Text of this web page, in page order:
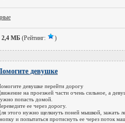
2,4 МБ (Рейтинг: )
девушке
девушке перейти дорогу
на проезжей части очень сильное, а
попасть домой.
ее через дорогу.
этого нужно щелкнуть поней мышкой, зажать
и попытаться протиснуть ее через поток